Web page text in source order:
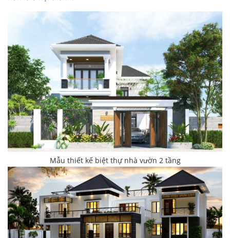
Mẫu thiết kế biệt thự nhà vườn 2 tầng